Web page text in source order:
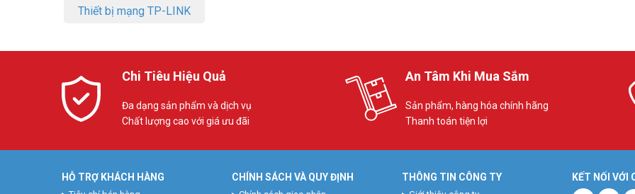
Thiết bị mạng TP-LINK
Chi Tiêu Hiệu Quả
Đa dạng sản phẩm và dịch vụ
Chất lượng cao với giá ưu đãi
An Tâm Khi Mua Sắm
Sản phẩm, hàng hóa chính hãng
Thanh toán tiện lợi
KẾT NỐI VỚI
HỖ TRỢ KHÁCH HÀNG CHÍNH SÁCH VÀ QUY ĐỊNH THÔNG TIN CÔNG TY